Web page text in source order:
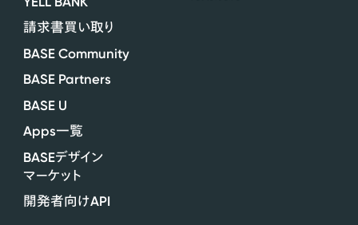
請求書買い取り
BASE Community
BASE Partners
BASE U
Apps一覧
BASEデザイン
マーケット
開発者向けAPI